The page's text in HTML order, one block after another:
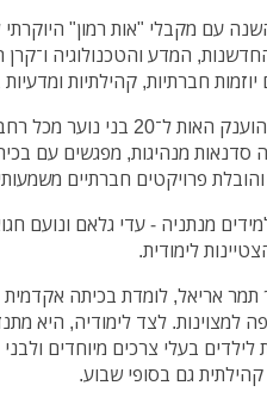
המדע והטכנולוגיה ו־קרן
יוזמות חברתיות, קהילתיות
בטקס חגיגי שנערך לאחרונה הוענק
מנהיגות, מפגשים עם
פרויקטים חברתיים
מנתניה - עדי גלאם ונועם
לימודית.
תמר אריאל, לומדת בכיתה אקדמית
למצוינות. לצד לימודיה, היא
בעלי צרכים מיוחדים
גם בסופי שבוע.